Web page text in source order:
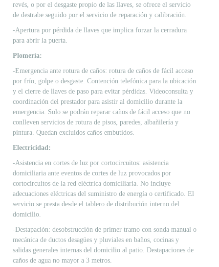
revés, o por el desgaste propio de las llaves, se ofrece el servicio
de destrabe seguido por el servicio de reparación y calibración.
-Apertura por pérdida de llaves que implica forzar la cerradura
para abrir la puerta.
Plomería:
-Emergencia ante rotura de caños: rotura de caños de fácil acceso
por frío, golpe o desgaste. Contención telefónica para la ubicación
y el cierre de llaves de paso para evitar pérdidas. Videoconsulta y
coordinación del prestador para asistir al domicilio durante la
emergencia. Solo se podrán reparar caños de fácil acceso que no
conlleven servicios de rotura de pisos, paredes, albañilería y
pintura. Quedan excluidos caños embutidos.
Electricidad:
-Asistencia en cortes de luz por cortocircuitos: asistencia
domiciliaria ante eventos de cortes de luz provocados por
cortocircuitos de la red eléctrica domiciliaria. No incluye
adecuaciones eléctricas del suministro de energía o certificado. El
servicio se presta desde el tablero de distribución interno del
domicilio.
-Destapación: desobstrucción de primer tramo con sonda manual o
mecánica de ductos desagües y pluviales en baños, cocinas y
salidas generales internas del domicilio al patio. Destapaciones de
caños de agua no mayor a 3 metros.